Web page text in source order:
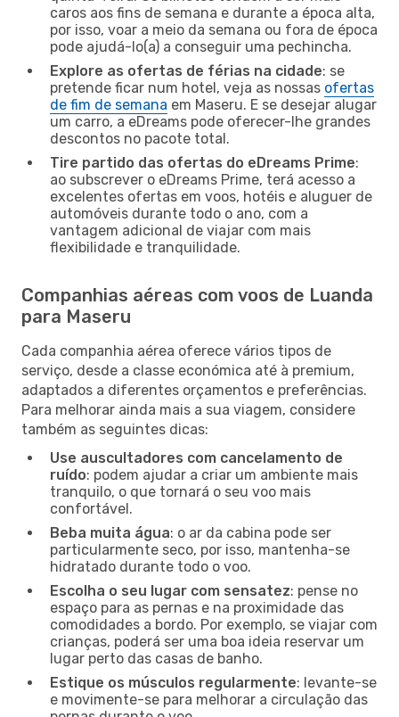
caros aos fins de semana e durante a época alta,
por isso, voar a meio da semana ou fora de época
pode ajudá-lo(a) a conseguir uma pechincha.
Explore as ofertas de férias na cidade: se
pretende ficar num hotel, veja as nossas ofertas
de fim de semana em Maseru. E se desejar alugar
um carro, a eDreams pode oferecer-lhe grandes
descontos no pacote total.
Tire partido das ofertas do eDreams Prime:
ao subscrever o eDreams Prime, terá acesso a
excelentes ofertas em voos, hotéis e aluguer de
automóveis durante todo o ano, com a
vantagem adicional de viajar com mais
flexibilidade e tranquilidade.
Companhias aéreas com voos de Luanda
para Maseru
Cada companhia aérea oferece vários tipos de
serviço, desde a classe económica até à premium,
adaptados a diferentes orçamentos e preferências.
Para melhorar ainda mais a sua viagem, considere
também as seguintes dicas:
Use auscultadores com cancelamento de
ruído: podem ajudar a criar um ambiente mais
tranquilo, o que tornará o seu voo mais
confortável.
Beba muita água: o ar da cabina pode ser
particularmente seco, por isso, mantenha-se
hidratado durante todo o voo.
Escolha o seu lugar com sensatez: pense no
espaço para as pernas e na proximidade das
comodidades a bordo. Por exemplo, se viajar com
crianças, poderá ser uma boa ideia reservar um
lugar perto das casas de banho.
Estique os músculos regularmente: levante-se
e movimente-se para melhorar a circulação das